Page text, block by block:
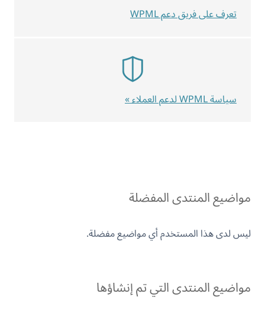
مواضيع المنتدى المفضلة
ليس لدى هذا المستخدم أي مواضيع مفضلة.
مواضيع المنتدى التي تم إنشاؤها
تعرف على فريق دعم WPML
سياسة WPML لدعم العملاء »